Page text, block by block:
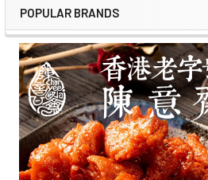
POPULAR BRANDS